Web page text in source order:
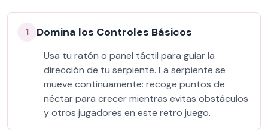
1 Domina los Controles Básicos
Usa tu ratón o panel táctil para guiar la
dirección de tu serpiente. La serpiente se
mueve continuamente: recoge puntos de
néctar para crecer mientras evitas obstáculos
y otros jugadores en este retro juego.